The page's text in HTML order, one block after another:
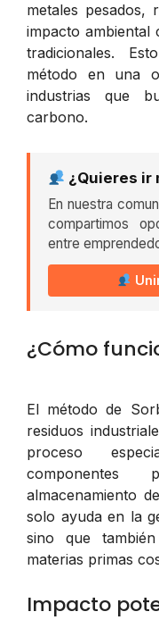
metales pesados,
impacto ambiental
tradicionales.
método en una
industrias que
carbono.
¿Quieres ir
En nuestra
compartimos
entre
¿Cómo
El método de
residuos
proceso
almacenamiento
solo ayuda en la
sino que
materias primas
Impacto